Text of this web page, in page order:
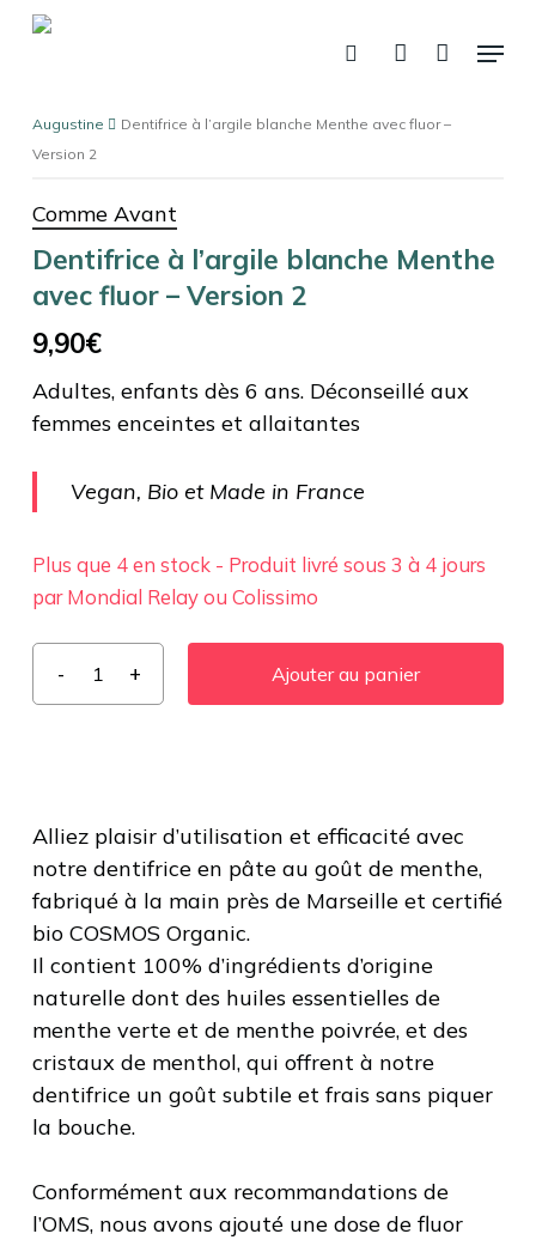
Skip
rechercheaccountMenu
Fermer
Augustine
Dentifrice à l’argile blanche Menthe avec fluor –
Version 2
Comme Avant
Dentifrice à l’argile blanche Menthe
avec fluor – Version 2
9,90€
Adultes, enfants dès 6 ans. Déconseillé aux
femmes enceintes et allaitantes
Vegan, Bio et Made in France
Plus que 4 en stock - Produit livré sous 3 à 4 jours
par Mondial Relay ou Colissimo
Ajouter au panier
Alliez plaisir d’utilisation et efficacité avec
notre dentifrice en pâte au goût de menthe,
fabriqué à la main près de Marseille et certifié
bio COSMOS Organic.
Il contient 100% d’ingrédients d’origine
naturelle dont des huiles essentielles de
menthe verte et de menthe poivrée, et des
cristaux de menthol, qui offrent à notre
dentifrice un goût subtile et frais sans piquer
la bouche.
Conformément aux recommandations de
l’OMS, nous avons ajouté une dose de fluor